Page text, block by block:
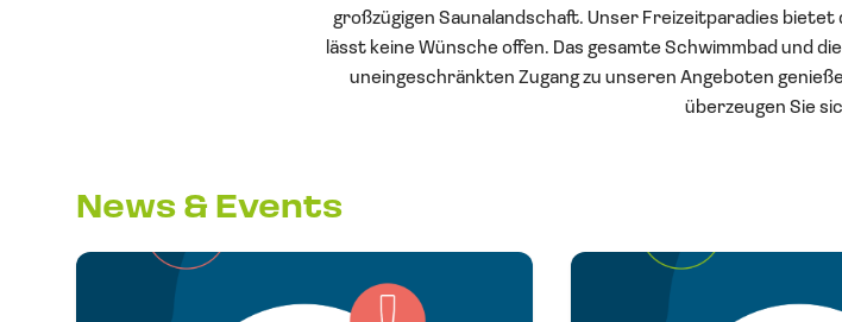
großzügigen Saunalandschaft. Unser Freizeitparadies
lässt keine Wünsche offen. Das gesamte Schwimmbad und
uneingeschränkten Zugang zu unseren Angeboten
überzeugen Sie
News & Events